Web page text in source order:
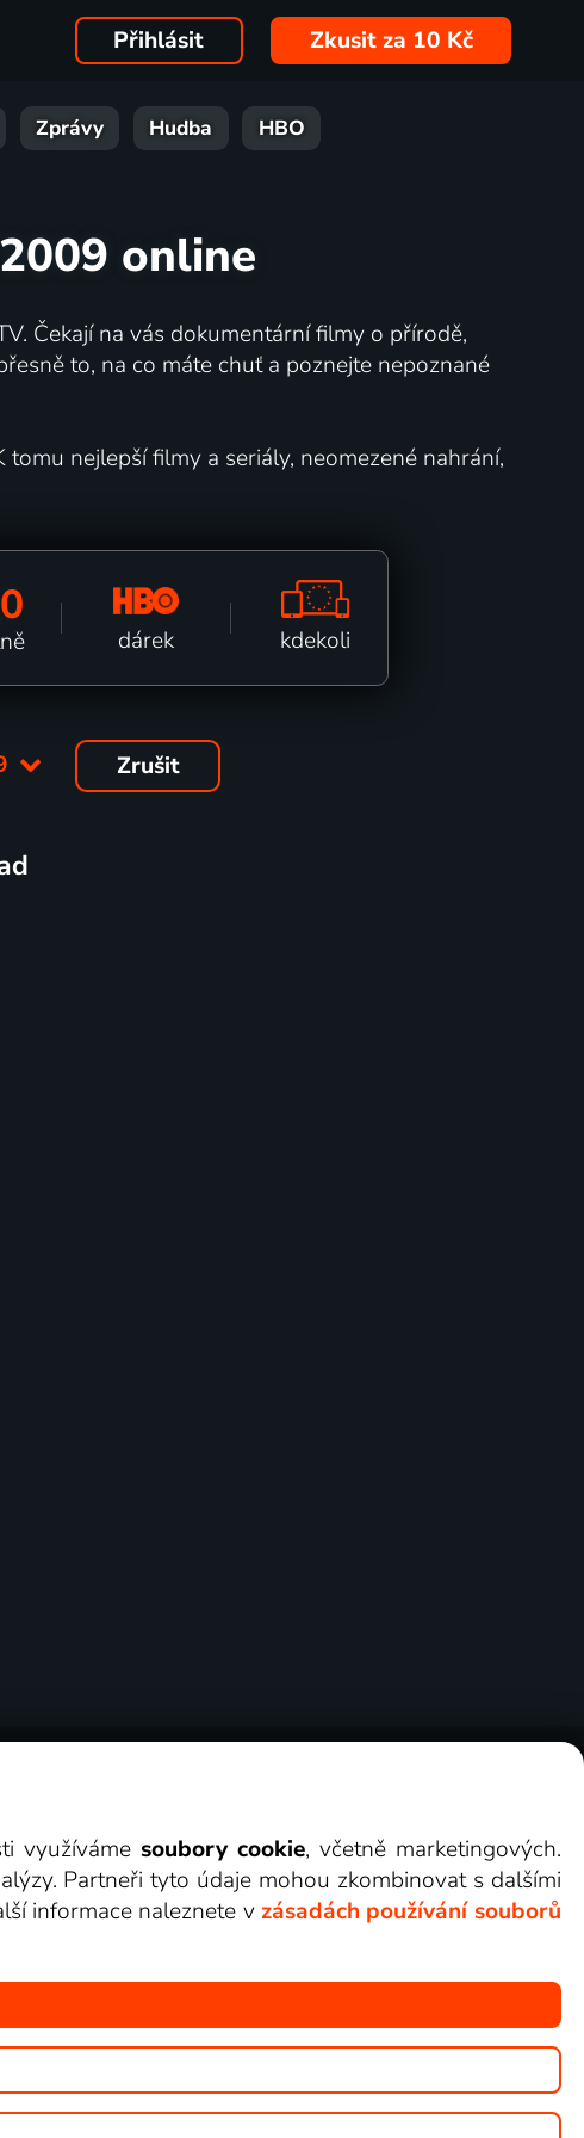
Přihlásit Zkusit za 10 Kč
Zprávy Hudba HBO
online
Čekají na vás dokumentární filmy o přírodě,
to, na co máte chuť a poznejte nepoznané
nejlepší filmy a seriály, neomezené nahrání,
dárek kdekoli
Zrušit
můžete sledovat v Lepší.TV.
využívámesoubory cookie, včetně marketingových.
Partneři tyto údaje mohou zkombinovat s dalšími
informace naleznete v zásadách používání souborů